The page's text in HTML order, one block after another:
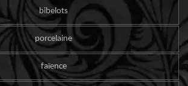
bibelots
porcelaine
faïence